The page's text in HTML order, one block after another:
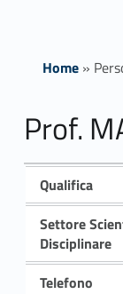
Home»
Prof.
Qualifica
Settore
Disciplinare
Telefono